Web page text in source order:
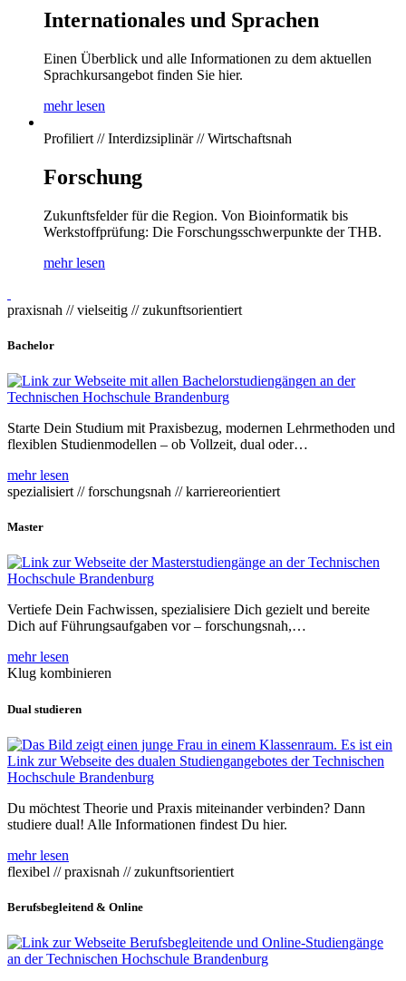
Internationales und Sprachen
Einen Überblick und alle Informationen zu dem aktuellen
Sprachkursangebot finden Sie hier.
mehr lesen
Profiliert // Interdizsiplinär // Wirtschaftsnah
Forschung
Zukunftsfelder für die Region. Von Bioinformatik bis
Werkstoffprüfung: Die Forschungsschwerpunkte der THB.
mehr lesen
praxisnah // vielseitig // zukunftsorientiert
Bachelor
Starte Dein Studium mit Praxisbezug, modernen Lehrmethoden und
flexiblen Studienmodellen – ob Vollzeit, dual oder…
mehr lesen
spezialisiert // forschungsnah // karriereorientiert
Master
Vertiefe Dein Fachwissen, spezialisiere Dich gezielt und bereite
Dich auf Führungsaufgaben vor – forschungsnah,…
mehr lesen
Klug kombinieren
Dual studieren
Du möchtest Theorie und Praxis miteinander verbinden? Dann
studiere dual! Alle Informationen findest Du hier.
mehr lesen
flexibel // praxisnah // zukunftsorientiert
Berufsbegleitend & Online